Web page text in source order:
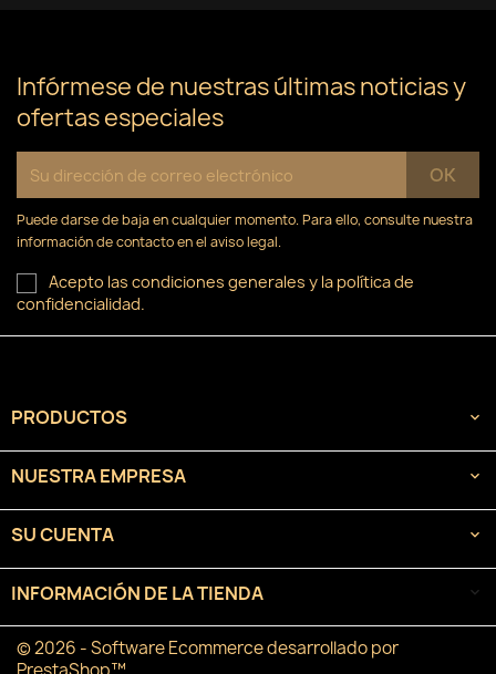
Infórmese de nuestras últimas noticias y
ofertas especiales
Puede darse de baja en cualquier momento. Para ello, consulte nuestra
información de contacto en el aviso legal.
Acepto las condiciones generales y la política de
confidencialidad.
PRODUCTOS 
NUESTRA EMPRESA 
SU CUENTA 
INFORMACIÓN DE LA TIENDA keyboard_arrow_down
© 2026 - Software Ecommerce desarrollado por